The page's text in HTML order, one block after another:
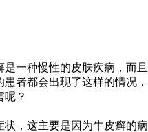
一种慢性的皮肤疾病，而且
者都会出现了这样的情况，
呢？
，这主要是因为牛皮癣的病